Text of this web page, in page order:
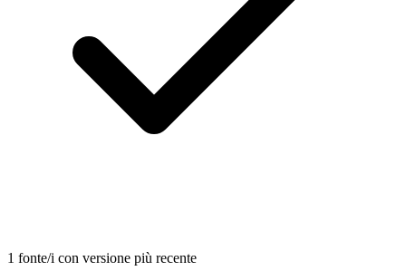
1 fonte/i con versione più recente